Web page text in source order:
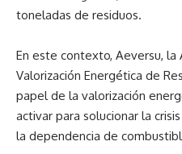
toneladas de residuos.
En este contexto, Aeversu, la
Valorización Energética de
papel de la valorización
activar para solucionar la
la dependencia de